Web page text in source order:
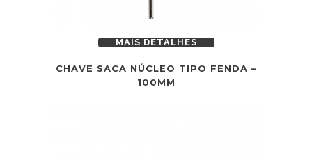
MAIS DETALHES
CHAVE SACA NÚCLEO TIPO FENDA –
100MM